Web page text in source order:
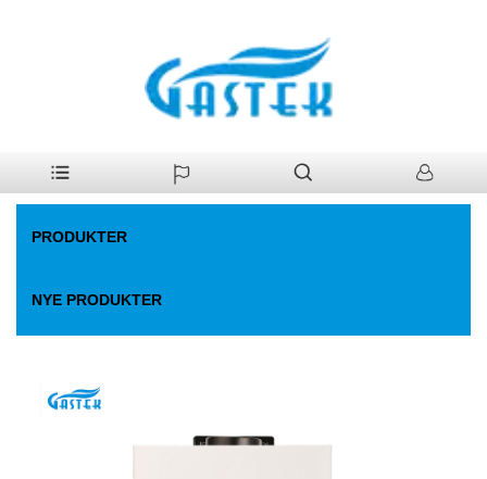
Røggaselektricitetsdrevet
konstant temp. Gasvandvarmer
PRODUKTER
NYE PRODUKTER